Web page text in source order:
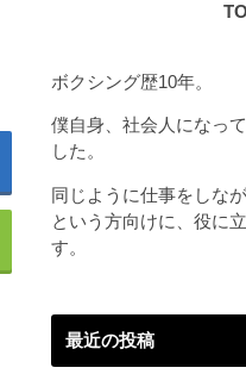
ボクシング歴10年。
僕自身、社会人になっ
した。
同じように仕事をしな
という方向けに、役に
す。
最近の投稿